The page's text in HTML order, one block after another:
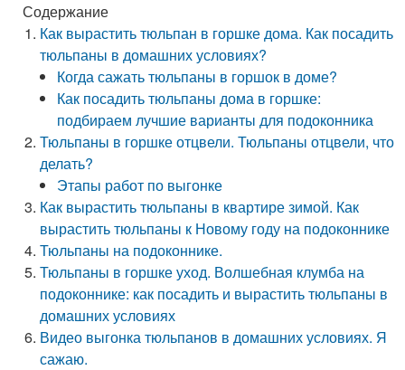
Содержание
Как вырастить тюльпан в горшке дома. Как посадить
тюльпаны в домашних условиях?
Когда сажать тюльпаны в горшок в доме?
Как посадить тюльпаны дома в горшке:
подбираем лучшие варианты для подоконника
Тюльпаны в горшке отцвели. Тюльпаны отцвели, что
делать?
Этапы работ по выгонке
Как вырастить тюльпаны в квартире зимой. Как
вырастить тюльпаны к Новому году на подоконнике
Тюльпаны на подоконнике.
Тюльпаны в горшке уход. Волшебная клумба на
подоконнике: как посадить и вырастить тюльпаны в
домашних условиях
Видео выгонка тюльпанов в домашних условиях. Я
сажаю.